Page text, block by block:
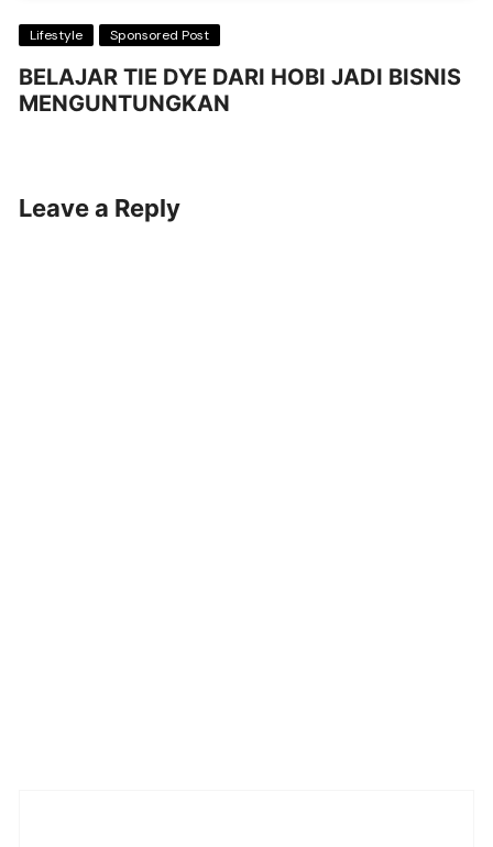
Lifestyle Sponsored Post
BELAJAR TIE DYE DARI HOBI JADI BISNIS
MENGUNTUNGKAN
Leave a Reply